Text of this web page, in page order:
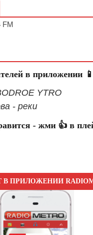
FM
в приложении 📱
YTRO
- реки
- жми 👍 в
В ПРИЛОЖЕНИИ